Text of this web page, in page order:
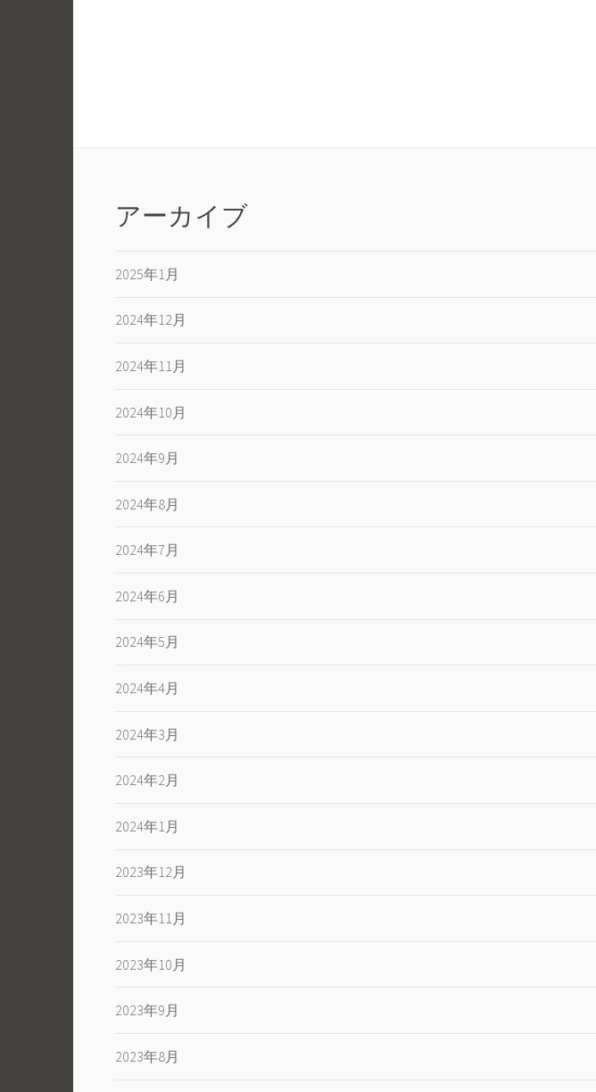
アーカイブ
2025年1月
2024年12月
2024年11月
2024年10月
2024年9月
2024年8月
2024年7月
2024年6月
2024年5月
2024年4月
2024年3月
2024年2月
2024年1月
2023年12月
2023年11月
2023年10月
2023年9月
2023年8月